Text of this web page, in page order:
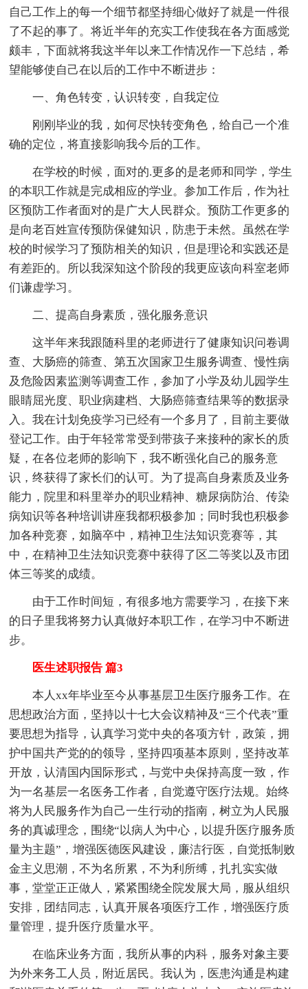
自己工作上的每一个细节都坚持细心做好了就是一件很
了不起的事了。将近半年的充实工作使我在各方面感觉
颇丰，下面就将我这半年以来工作情况作一下总结，希
望能够使自己在以后的工作中不断进步：
一、角色转变，认识转变，自我定位
刚刚毕业的我，如何尽快转变角色，给自己一个准
确的定位，将直接影响我今后的工作。
在学校的时候，面对的.更多的是老师和同学，学生
的本职工作就是完成相应的学业。参加工作后，作为社
区预防工作者面对的是广大人民群众。预防工作更多的
是向老百姓宣传预防保健知识，防患于未然。虽然在学
校的时候学习了预防相关的知识，但是理论和实践还是
有差距的。所以我深知这个阶段的我更应该向科室老师
们谦虚学习。
二、提高自身素质，强化服务意识
这半年来我跟随科里的老师进行了健康知识问卷调
查、大肠癌的筛查、第五次国家卫生服务调查、慢性病
及危险因素监测等调查工作，参加了小学及幼儿园学生
眼睛屈光度、职业病建档、大肠癌筛查结果等的数据录
入。我在计划免疫学习已经有一个多月了，目前主要做
登记工作。由于年轻常常受到带孩子来接种的家长的质
疑，在各位老师的影响下，我不断强化自己的服务意
识，终获得了家长们的认可。为了提高自身素质及业务
能力，院里和科里举办的职业精神、糖尿病防治、传染
病知识等各种培训讲座我都积极参加；同时我也积极参
加各种竞赛，如脑卒中，精神卫生法知识竞赛等，其
中，在精神卫生法知识竞赛中获得了区二等奖以及市团
体三等奖的成绩。
由于工作时间短，有很多地方需要学习，在接下来
的日子里我将努力认真做好本职工作，在学习中不断进
步。
医生述职报告 篇3
本人xx年毕业至今从事基层卫生医疗服务工作。在
思想政治方面，坚持以十七大会议精神及“三个代表”重
要思想为指导，认真学习党中央的各项方针，政策，拥
护中国共产党的的领导，坚持四项基本原则，坚持改革
开放，认清国内国际形式，与党中央保持高度一致，作
为一名基层一名医务工作者，自觉遵守医疗法规。始终
将为人民服务作为自己一生行动的指南，树立为人民服
务的真诚理念，围绕“以病人为中心，以提升医疗服务质
量为主题”，增强医德医风建设，廉洁行医，自觉抵制败
金主义思潮，不为名所累，不为利所缚，扎扎实实做
事，堂堂正正做人，紧紧围绕全院发展大局，服从组织
安排，团结同志，认真开展各项医疗工作，增强医疗质
量管理，提升医疗质量水平。
在临床业务方面，我所从事的内科，服务对象主要
为外来务工人员，附近居民。我认为，医患沟通是构建